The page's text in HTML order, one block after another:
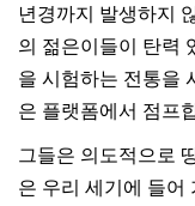
년경까지 발생하지
의 젊은이들이 탄력
을 시험하는 전통을
은 플랫폼에서 점프
그들은 의도적으로
은 우리 세기에 들어